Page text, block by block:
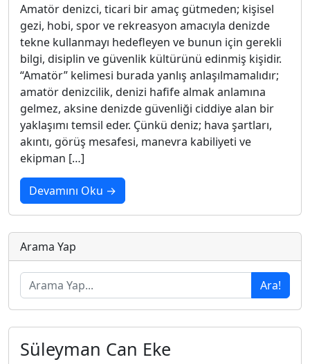
Amatör denizci, ticari bir amaç gütmeden; kişisel
gezi, hobi, spor ve rekreasyon amacıyla denizde
tekne kullanmayı hedefleyen ve bunun için gerekli
bilgi, disiplin ve güvenlik kültürünü edinmiş kişidir.
“Amatör” kelimesi burada yanlış anlaşılmamalıdır;
amatör denizcilik, denizi hafife almak anlamına
gelmez, aksine denizde güvenliği ciddiye alan bir
yaklaşımı temsil eder. Çünkü deniz; hava şartları,
akıntı, görüş mesafesi, manevra kabiliyeti ve
ekipman […]
Devamını Oku →
Arama Yap
Ara!
Süleyman Can Eke